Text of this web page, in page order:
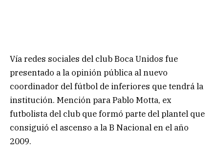
Vía redes sociales del club Boca Unidos fue
presentado a la opinión pública al nuevo
coordinador del fútbol de inferiores que tendrá la
institución. Mención para Pablo Motta, ex
futbolista del club que formó parte del plantel que
consiguió el ascenso a la B Nacional en el año
2009.